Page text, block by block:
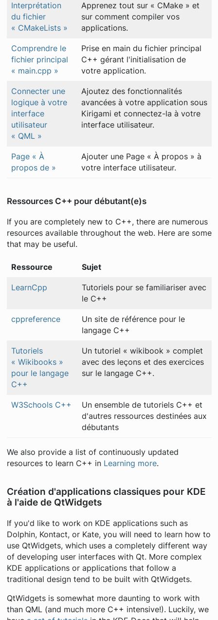
Interprétation
du fichier
« CMakeLists »
Apprenez tout sur « CMake » et
sur comment compiler vos
applications.
Comprendre le
fichier principal
« main.cpp »
Prise en main du fichier principal
C++ gérant l'initialisation de
votre application.
Connecter une
logique à votre
interface
utilisateur
« QML »
Ajoutez des fonctionnalités
avancées à votre application sous
Kirigami et connectez-la à votre
interface utilisateur.
Page « À
propos de »
Ajouter une Page « À propos » à
votre interface utilisateur.
Ressources C++ pour débutant(e)s
If you are completely new to C++, there are numerous
resources available throughout the web. Here are some
that may be useful.
Ressource Sujet
LearnCpp
Tutoriels pour se familiariser avec
le C++
cppreference
Un site de référence pour le
langage C++
Tutoriels
« Wikibooks »
pour le langage
C++
Un tutoriel « wikibook » complet
avec des leçons et des exercices
sur le langage C++.
W3Schools C++
Un ensemble de tutoriels C++ et
d'autres ressources destinées aux
débutants
We also provide a list of continuously updated
resources to learn C++ in Learning more.
Création d'applications classiques pour KDE
à l'aide de QtWidgets
If you'd like to work on KDE applications such as
Dolphin, Kontact, or Kate, you will need to learn how to
use QtWidgets, which uses a completely different way
of developing user interfaces with Qt. More complex
KDE applications or applications that follow a
traditional design tend to be built with QtWidgets.
QtWidgets is somewhat more daunting to work with
than QML (and muchmore C++ intensive!). Luckily, we